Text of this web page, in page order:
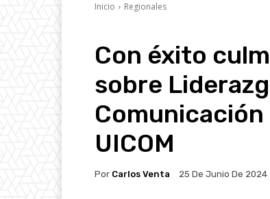
Inicio Regionales
Con éxito
sobre
UICOM
Por Carlos Venta 25 De Junio De 2024